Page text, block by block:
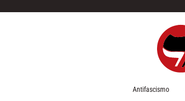
Antifascismo